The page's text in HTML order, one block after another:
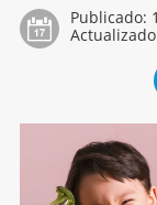
Publicado: